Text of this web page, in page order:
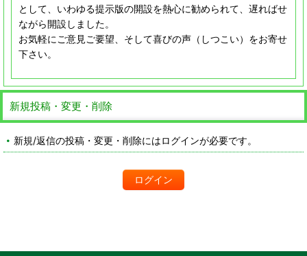
として、いわゆる提示版の開設を熱心に勧められて、遅ればせ
ながら開設しました。
お気軽にご意見ご要望、そして喜びの声（しつこい）をお寄せ
下さい。
新規投稿・変更・削除
新規/返信の投稿・変更・削除にはログインが必要です。
ログイン